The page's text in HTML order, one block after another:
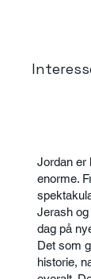
Jordan er
enorme.
Jerash
dag på
Det som
historie,